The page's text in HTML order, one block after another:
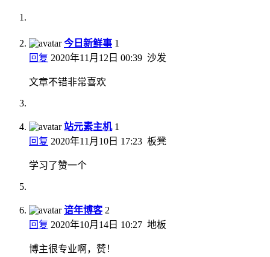
今日新鲜事 1
回复 2020年11月12日 00:39 沙发
文章不错非常喜欢
站元素主机 1
回复 2020年11月10日 17:23 板凳
学习了赞一个
谙年博客 2
回复 2020年10月14日 10:27 地板
博主很专业啊，赞！